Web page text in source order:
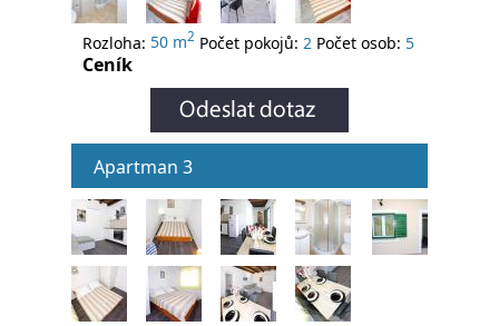
Rozloha: 50 m2 Počet pokojů: 2 Počet osob: 5
Ceník
Apartman 3